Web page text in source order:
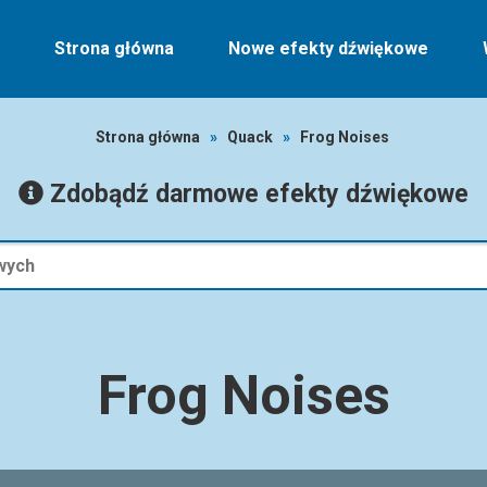
Strona główna Nowe efekty dźwiękowe
Strona główna » Quack » Frog Noises
Zdobądź darmowe efekty dźwiękowe
Frog Noises